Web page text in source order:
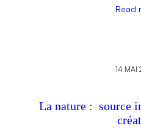
Read
14 MAI
La nature : source